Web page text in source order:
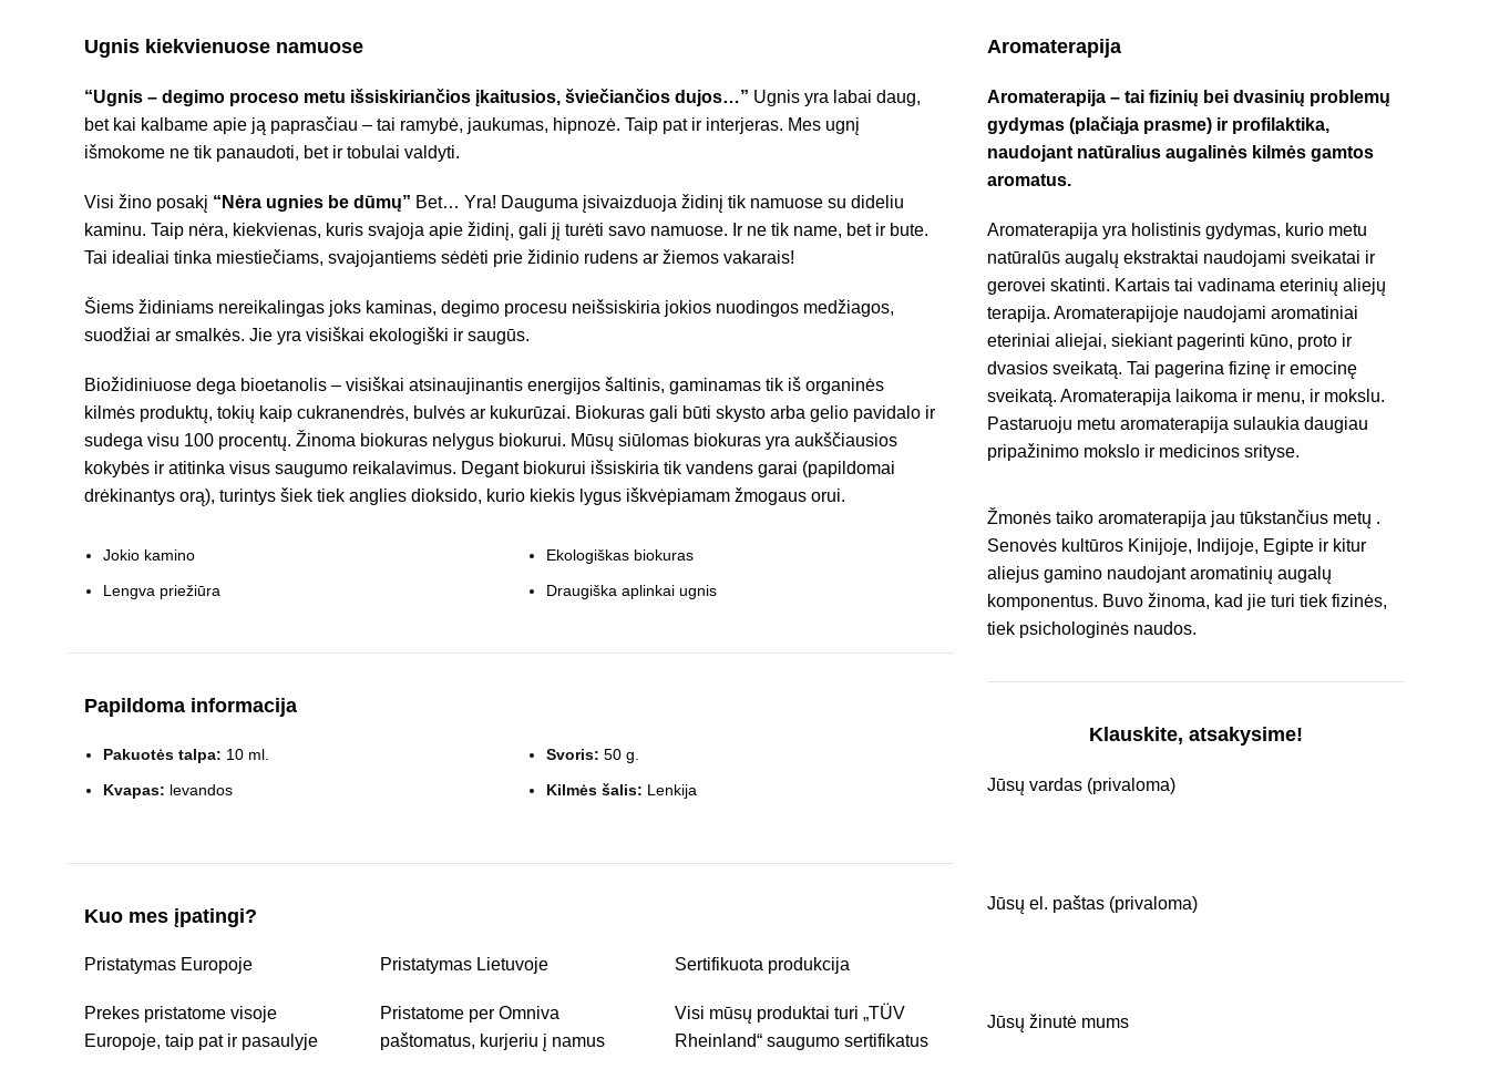
Ugnis kiekvienuose namuose
“Ugnis – degimo proceso metu išsiskiriančios įkaitusios, šviečiančios dujos…” Ugnis yra labai daug,
bet kai kalbame apie ją paprasčiau – tai ramybė, jaukumas, hipnozė. Taip pat ir interjeras. Mes ugnį
išmokome ne tik panaudoti, bet ir tobulai valdyti.
Visi žino posakį “Nėra ugnies be dūmų” Bet… Yra! Dauguma įsivaizduoja židinį tik namuose su dideliu
kaminu. Taip nėra, kiekvienas, kuris svajoja apie židinį, gali jį turėti savo namuose. Ir ne tik name, bet ir bute.
Tai idealiai tinka miestiečiams, svajojantiems sėdėti prie židinio rudens ar žiemos vakarais!
Šiems židiniams nereikalingas joks kaminas, degimo procesu neišsiskiria jokios nuodingos medžiagos,
suodžiai ar smalkės. Jie yra visiškai ekologiški ir saugūs.
Biožidiniuose dega bioetanolis – visiškai atsinaujinantis energijos šaltinis, gaminamas tik iš organinės
kilmės produktų, tokių kaip cukranendrės, bulvės ar kukurūzai. Biokuras gali būti skysto arba gelio pavidalo ir
sudega visu 100 procentų. Žinoma biokuras nelygus biokurui. Mūsų siūlomas biokuras yra aukščiausios
kokybės ir atitinka visus saugumo reikalavimus. Degant biokurui išsiskiria tik vandens garai (papildomai
drėkinantys orą), turintys šiek tiek anglies dioksido, kurio kiekis lygus iškvėpiamam žmogaus orui.
Jokio kamino
Lengva priežiūra
Ekologiškas biokuras
Draugiška aplinkai ugnis
Papildoma informacija
Pakuotės talpa: 10 ml.
Kvapas: levandos
Svoris: 50 g.
Kilmės šalis: Lenkija
Kuo mes įpatingi?
Pristatymas Europoje
Prekes pristatome visoje
Europoje, taip pat ir pasaulyje
Pristatymas Lietuvoje
Pristatome per Omniva
paštomatus, kurjeriu į namus
Sertifikuota produkcija
Visi mūsų produktai turi „TÜV
Rheinland“ saugumo sertifikatus
Aromaterapija
Aromaterapija – tai fizinių bei dvasinių problemų
gydymas (plačiąja prasme) ir profilaktika,
naudojant natūralius augalinės kilmės gamtos
aromatus.
Aromaterapija yra holistinis gydymas, kurio metu
natūralūs augalų ekstraktai naudojami sveikatai ir
gerovei skatinti. Kartais tai vadinama eterinių aliejų
terapija. Aromaterapijoje naudojami aromatiniai
eteriniai aliejai, siekiant pagerinti kūno, proto ir
dvasios sveikatą. Tai pagerina fizinę ir emocinę
sveikatą. Aromaterapija laikoma ir menu, ir mokslu.
Pastaruoju metu aromaterapija sulaukia daugiau
pripažinimo mokslo ir medicinos srityse.
Žmonės taiko aromaterapija jau tūkstančius metų .
Senovės kultūros Kinijoje, Indijoje, Egipte ir kitur
aliejus gamino naudojant aromatinių augalų
komponentus. Buvo žinoma, kad jie turi tiek fizinės,
tiek psichologinės naudos.
Klauskite, atsakysime!
Jūsų vardas (privaloma)
Jūsų el. paštas (privaloma)
Jūsų žinutė mums